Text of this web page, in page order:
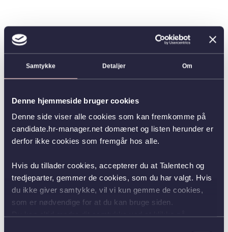
Samtykke Detaljer Om
Denne hjemmeside bruger cookies
Denne side viser alle cookies som kan fremkomme på
candidate.hr-manager.net domænet og listen herunder er
derfor ikke cookies som fremgår hos alle.
Hvis du tillader cookies, accepterer du at Talentech og
tredjeparter, gemmer de cookies, som du har valgt. Hvis
du ikke giver samtykke, vil vi kun gemme de cookies,
som er nødvendige for at du kan bruge siden.